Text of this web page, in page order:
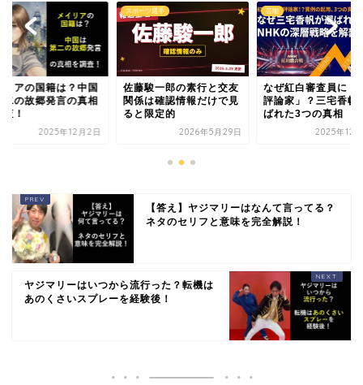
リアの国籍は？中国
二の故郷発言の真相
！
2025年12月2日
スポーツ選手
佐藤駿一郎の素行と交友
関係は確認情報だけで見
ると限定的
2026年5月29日
芸能
なぜ紅白審査員に「
評論家」？三宅香帆
ばれた3つの真相
2025年12
【答え】ヤジマリーはなんて言ってる？
ネタのセリフと意味を完全解説！
ヤジマリーはいつから流行った？転機は
あのくさいスプレーを経験後！